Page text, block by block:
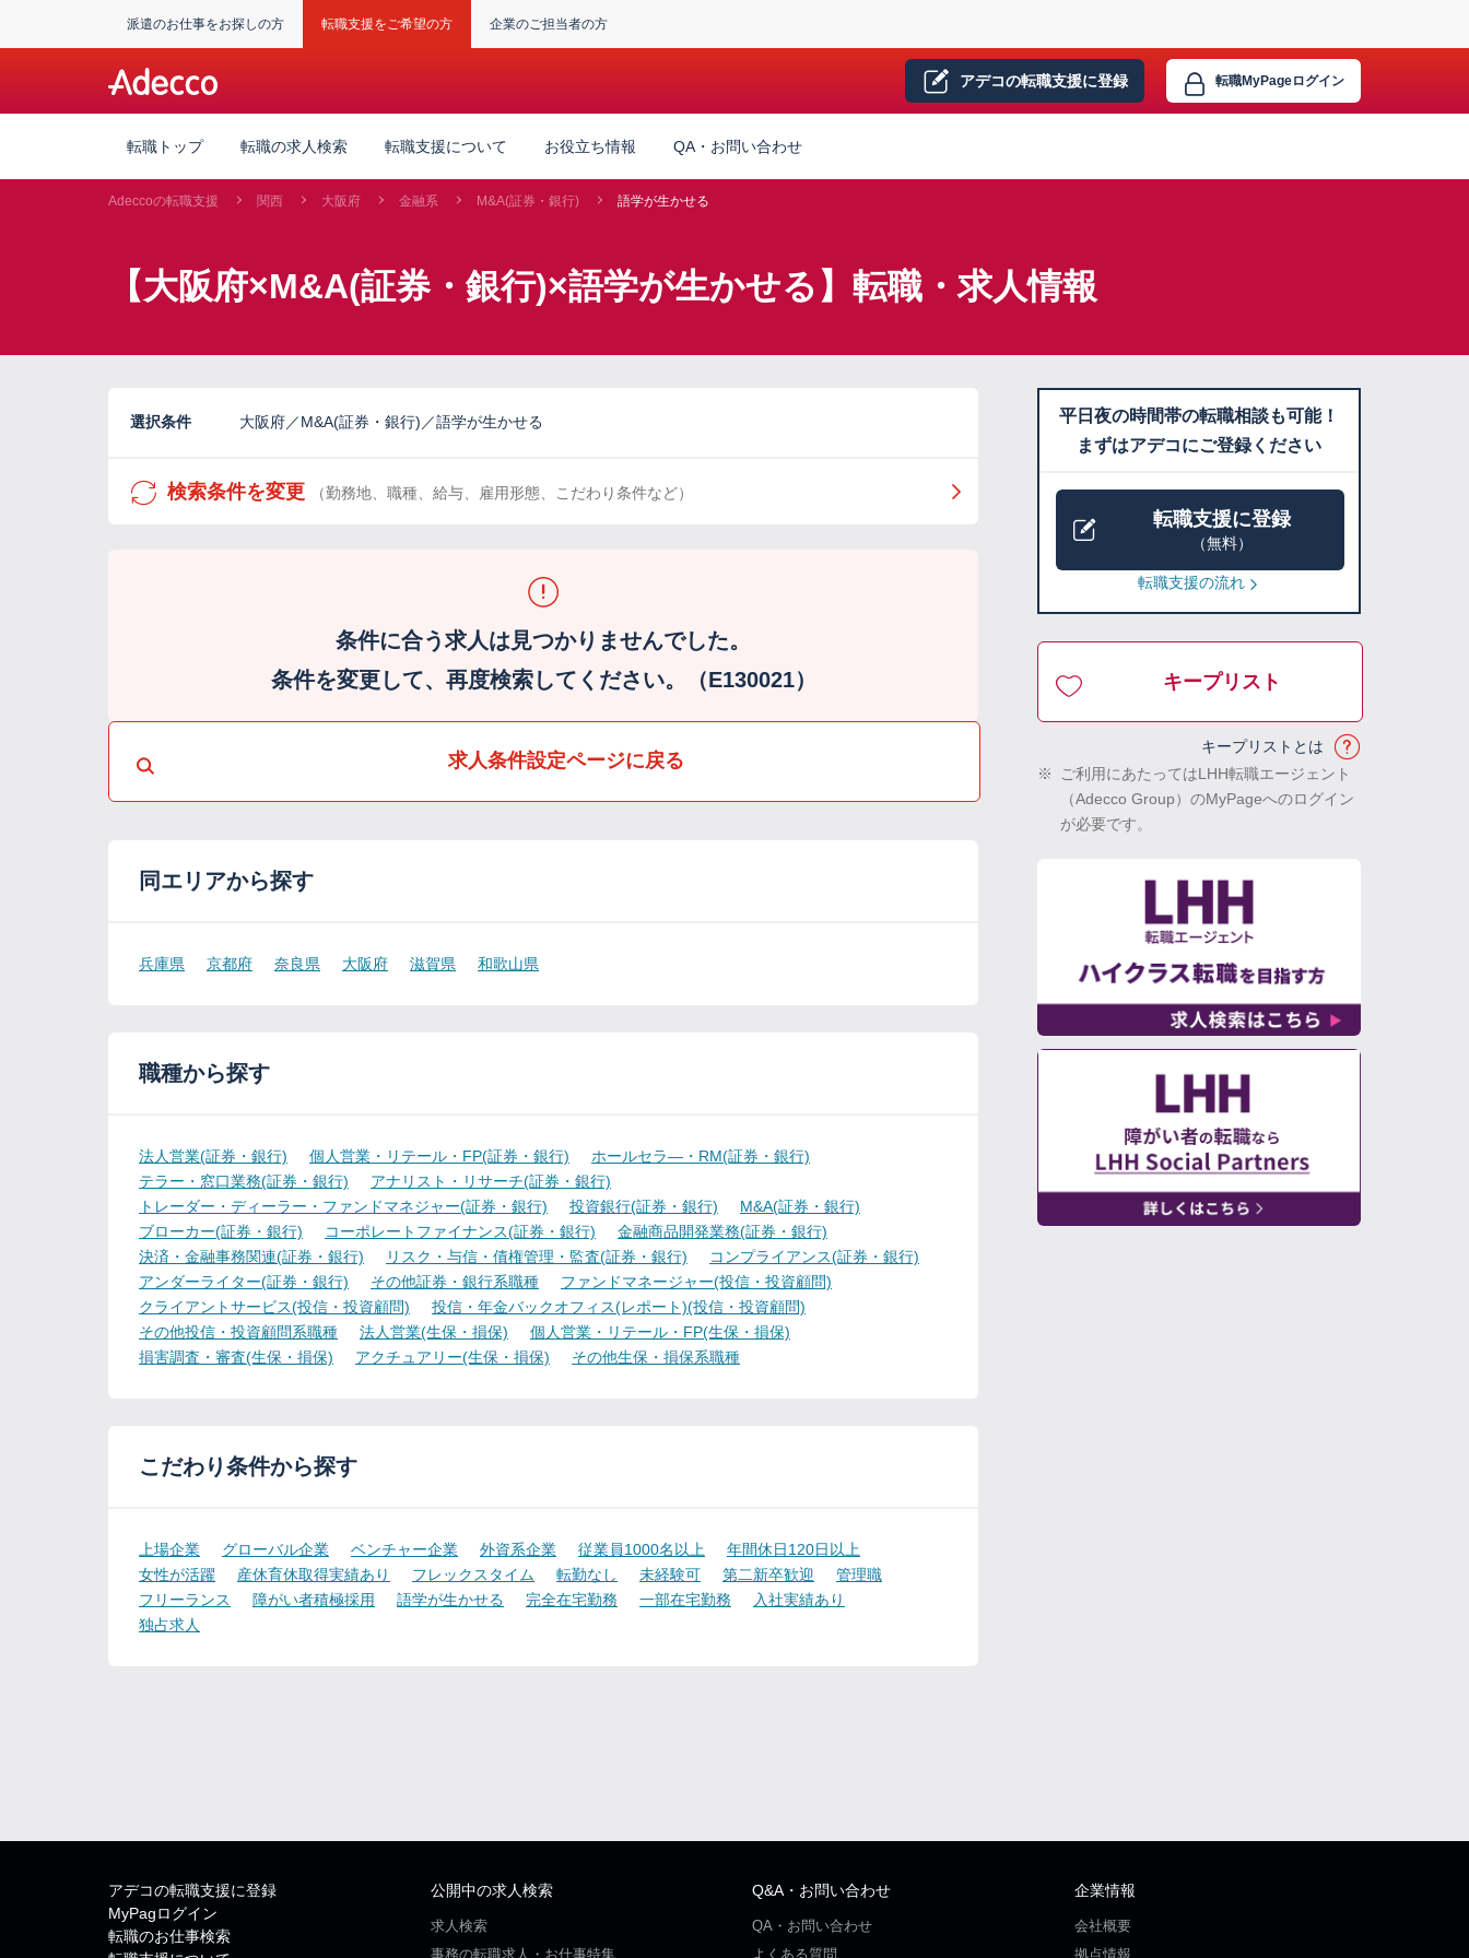
派遣のお仕事をお探しの方 転職支援をご希望の方 企業のご担当者の方
アデコの転職支援に登録 転職MyPageログイン
転職トップ 転職の求人検索 転職支援について お役立ち情報 QA・お問い合わせ
Adeccoの転職支援 関西 大阪府 金融系 M&A(証券・銀行) 語学が生かせる
【大阪府×M&A(証券・銀行)×語学が生かせる】転職・求人情報
選択条件 大阪府／M&A(証券・銀行)／語学が生かせる
検索条件を変更 （勤務地、職種、給与、雇用形態、こだわり条件など）
条件に合う求人は見つかりませんでした。
条件を変更して、再度検索してください。（E130021）
求人条件設定ページに戻る
同エリアから探す
兵庫県 京都府 奈良県 大阪府 滋賀県 和歌山県
職種から探す
法人営業(証券・銀行) 個人営業・リテール・FP(証券・銀行)
ホールセラ―・RM(証券・銀行)
テラー・窓口業務(証券・銀行)
アナリスト・リサーチ(証券・銀行)
トレーダー・ディーラー・ファンドマネジャー(証券・銀行)
投資銀行(証券・銀行)
M&A(証券・銀行)
ブローカー(証券・銀行)
コーポレートファイナンス(証券・銀行)
金融商品開発業務(証券・銀行)
決済・金融事務関連(証券・銀行)
リスク・与信・債権管理・監査(証券・銀行)
コンプライアンス(証券・銀行)
アンダーライター(証券・銀行)
その他証券・銀行系職種
ファンドマネージャー(投信・投資顧問)
クライアントサービス(投信・投資顧問)
投信・年金バックオフィス(レポート)(投信・投資顧問)
その他投信・投資顧問系職種
法人営業(生保・損保)
個人営業・リテール・FP(生保・損保)
損害調査・審査(生保・損保)
アクチュアリー(生保・損保) その他生保・損保系職種
こだわり条件から探す
上場企業 グローバル企業 ベンチャー企業 外資系企業 従業員1000名以上
年間休日120日以上
女性が活躍
産休育休取得実績あり フレックスタイム 転勤なし 未経験可 第二新卒歓迎
管理職
フリーランス
障がい者積極採用 語学が生かせる 完全在宅勤務 一部在宅勤務
入社実績あり
独占求人
平日夜の時間帯の転職相談も可能！
まずはアデコにご登録ください
転職支援に登録
（無料）
転職支援の流れ
キープリスト
キープリストとは
※
ご利用にあたってはLHH転職エージェント
（Adecco Group）のMyPageへのログイン
が必要です。
アデコの転職支援に登録
MyPagログイン
転職のお仕事検索
公開中の求人検索
求人検索
事務の転職求人・お仕事特集
Q&A・お問い合わせ
QA・お問い合わせ
よくある質問
企業情報
会社概要
拠点情報